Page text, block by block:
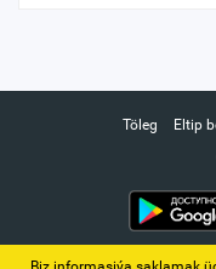
Töleg Eltip